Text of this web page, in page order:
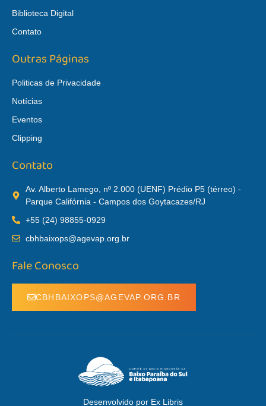
Biblioteca Digital
Contato
Outras Páginas
Politicas de Privacidade
Notícias
Eventos
Clipping
Contato
Av. Alberto Lamego, nº 2.000 (UENF) Prédio P5 (térreo) -
Parque Califórnia - Campos dos Goytacazes/RJ
+55 (24) 98855-0929
cbhbaixops@agevap.org.br
Fale Conosco
CBHBAIXOPS@AGEVAP.ORG.BR
Desenvolvido por Ex Libris